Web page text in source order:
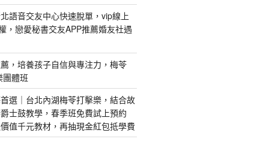
語音交友中心快速脫單，vip線上
，戀愛秘書交友APP推薦婚友社遇
，培養孩子自信與專注力，梅苓
體班
選｜台北內湖梅苓打擊樂，結合故
士鼓教學，春季班免費試上預約
值千元教材，再抽現金紅包抵學費